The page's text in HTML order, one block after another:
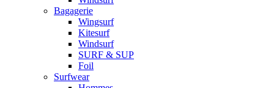
Bagagerie
Wingsurf
Kitesurf
Windsurf
SURF & SUP
Foil
Surfwear